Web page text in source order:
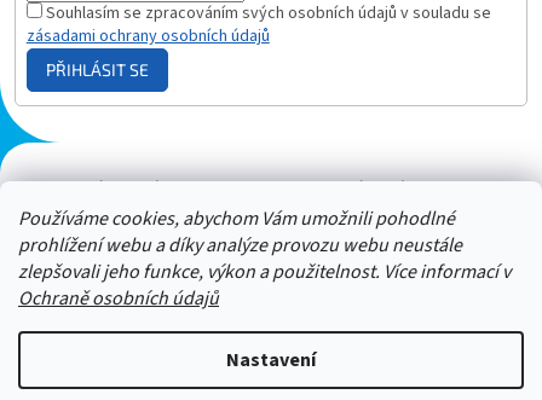
Používáme cookies, abychom Vám umožnili pohodlné
prohlížení webu a díky analýze provozu webu neustále
zlepšovali jeho funkce, výkon a použitelnost. Více informací v
Ochraně osobních údajů
Nastavení
Souhlasím se zpracováním svých osobních údajů v souladu se
zásadami ochrany osobních údajů
PŘIHLÁSIT SE
Plazmový generátor.cz Heureka - hodnocení Solárne panely.sk
Parasite zapper